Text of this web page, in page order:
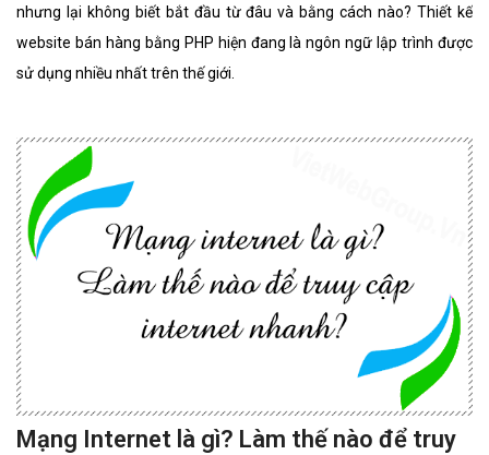
nhưng lại không biết bắt đầu từ đâu và bằng cách nào? Thiết kế
website bán hàng bằng PHP hiện đang là ngôn ngữ lập trình được
sử dụng nhiều nhất trên thế giới.
Mạng Internet là gì? Làm thế nào để truy